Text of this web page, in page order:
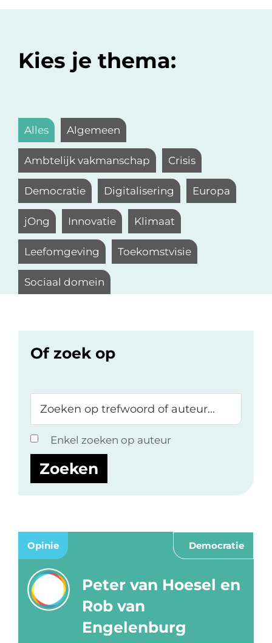
Kies je thema:
Alles Algemeen
Ambtelijk vakmanschap Crisis
Democratie Digitalisering Europa
jOng Innovatie Klimaat
Leefomgeving Toekomstvisie
Sociaal domein
Of zoek op
op
trefwoord
of
auteur...
Enkel zoeken op auteur
Opinie Democratie
Peter van Hoesel en
Rob van
Engelenburg